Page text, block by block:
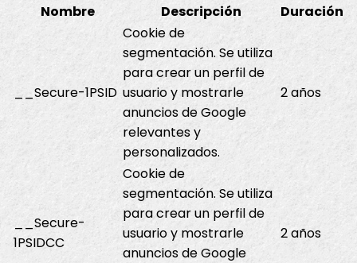
Nombre
Descripción Duración
__Secure-1PSID
Cookie de
segmentación. Se utiliza
para crear un perfil de
usuario y mostrarle
anuncios de Google
relevantes y
personalizados.
2 años
__Secure-
1PSIDCC
Cookie de
segmentación. Se utiliza
para crear un perfil de
usuario y mostrarle
anuncios de Google
2 años